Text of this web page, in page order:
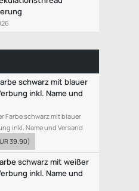
schwarz mit blauer
inkl. Name und
Farbe schwarz mit blauer
inkl. Name und Versand
39.90)
schwarz mit weißer
inkl. Name und